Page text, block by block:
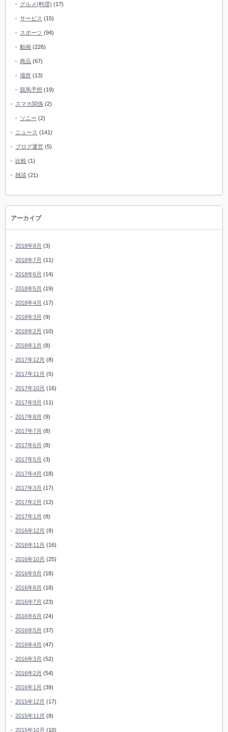
グルメ(料理) (17)
サービス (15)
スポーツ (94)
動画 (226)
商品 (67)
場所 (13)
競馬予想 (19)
スマホ関係 (2)
ソニー (2)
ニュース (141)
ブログ運営 (5)
比較 (1)
雑談 (21)
アーカイブ
2018年8月 (3)
2018年7月 (11)
2018年6月 (14)
2018年5月 (19)
2018年4月 (17)
2018年3月 (9)
2018年2月 (10)
2018年1月 (8)
2017年12月 (8)
2017年11月 (5)
2017年10月 (16)
2017年9月 (11)
2017年8月 (9)
2017年7月 (8)
2017年6月 (8)
2017年5月 (3)
2017年4月 (18)
2017年3月 (17)
2017年2月 (12)
2017年1月 (8)
2016年12月 (8)
2016年11月 (16)
2016年10月 (25)
2016年9月 (18)
2016年8月 (18)
2016年7月 (23)
2016年6月 (24)
2016年5月 (37)
2016年4月 (47)
2016年3月 (52)
2016年2月 (54)
2016年1月 (39)
2015年12月 (17)
2015年11月 (8)
2015年10月 (10)